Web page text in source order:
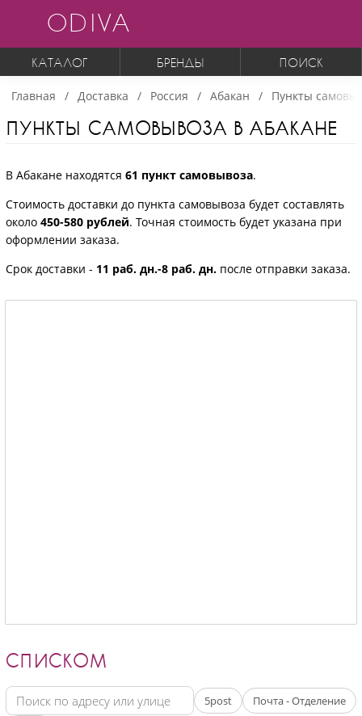
ODIVA
КАТАЛОГ БРЕНДЫ ПОИСК
Главная Доставка Россия Абакан Пункты
ПУНКТЫ САМОВЫВОЗА В АБАКАНЕ
В Абакане находятся 61 пункт самовывоза.
Стоимость доставки до пункта самовывоза будет составлять
около 450-580 рублей. Точная стоимость будет указана при
оформлении заказа.
Срок доставки - 11 раб. дн.-8 раб. дн. после отправки заказа.
СПИСКОМ
5post
Почта - Отделение